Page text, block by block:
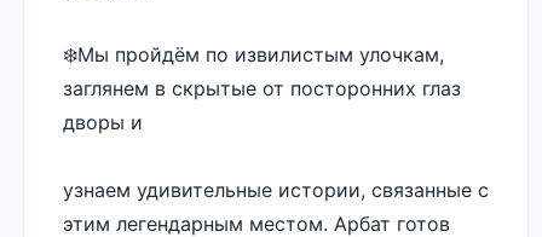
❄️Мы пройдём по извилистым улочкам,
заглянем в скрытые от посторонних глаз
дворы и
узнаем удивительные истории, связанные с
этим легендарным местом. Арбат готов